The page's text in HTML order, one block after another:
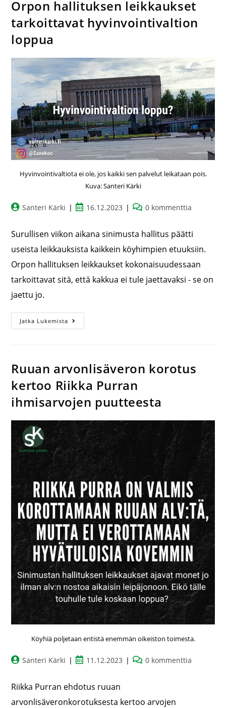
Orpon hallituksen leikkaukset
tarkoittavat hyvinvointivaltion
loppua
Hyvinvointivaltiota ei ole, jos kaikki sen palvelut leikataan pois.
Kuva: Santeri Kärki
Santeri Kärki 16.12.2023 0 kommenttia
Surullisen viikon aikana sinimusta hallitus päätti
useista leikkauksista kaikkein köyhimpien etuuksiin.
Orpon hallituksen leikkaukset kokonaisuudessaan
tarkoittavat sitä, että kakkua ei tule jaettavaksi - se on
jaettu jo.
Jatka Lukemista
Ruuan arvonlisäveron korotus
kertoo Riikka Purran
ihmisarvojen puutteesta
Köyhiä poljetaan entistä enemmän oikeiston toimesta.
Santeri Kärki 11.12.2023 0 kommenttia
Riikka Purran ehdotus ruuan
arvonlisäveronkorotuksesta kertoo arvojen